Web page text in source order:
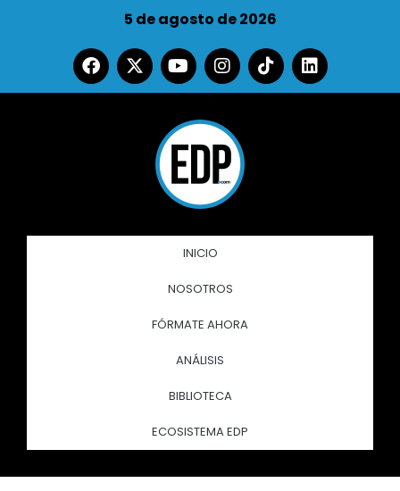
5 de agosto de 2026
INICIO
NOSOTROS
FÓRMATE AHORA
ANÁLISIS
BIBLIOTECA
ECOSISTEMA EDP